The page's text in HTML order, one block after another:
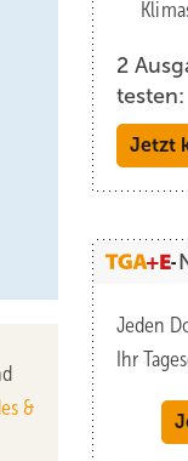
&
2
testen:
Jetzt
Jeden
Ihr